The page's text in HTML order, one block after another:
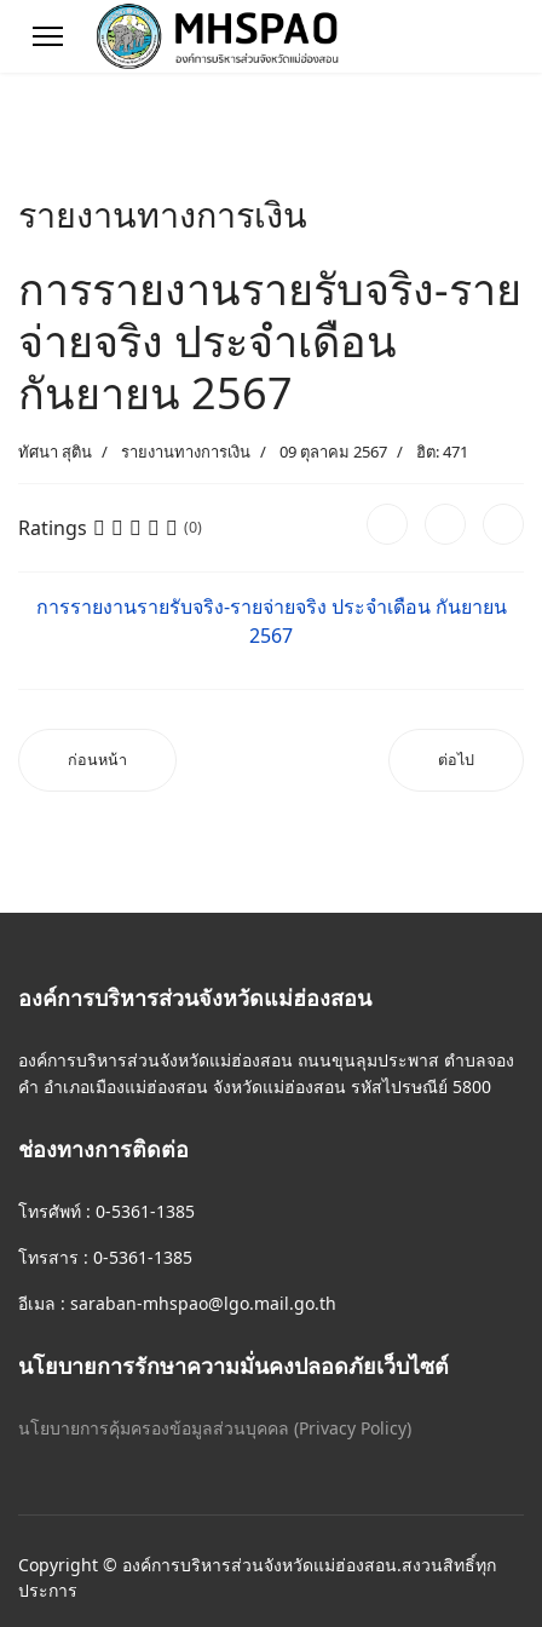
รายงานทางการเงิน
การรายงานรายรับจริง-ราย
จ่ายจริง ประจำเดือน
กันยายน 2567
ทัศนา สุติน รายงานทางการเงิน 09 ตุลาคม 2567 ฮิต: 471
Ratings (0)
การรายงานรายรับจริง-รายจ่ายจริง ประจำเดือน กันยายน
2567
ก่อนหน้า ต่อไป
องค์การบริหารส่วนจังหวัดแม่ฮ่องสอน
องค์การบริหารส่วนจังหวัดแม่ฮ่องสอน ถนนขุนลุมประพาส ตำบลจอง
คำ อำเภอเมืองแม่ฮ่องสอน จังหวัดแม่ฮ่องสอน รหัสไปรษณีย์ 5800
ช่องทางการติดต่อ
โทรศัพท์ : 0-5361-1385
โทรสาร : 0-5361-1385
อีเมล : saraban-mhspao@lgo.mail.go.th
นโยบายการรักษาความมั่นคงปลอดภัยเว็บไซต์
นโยบายการคุ้มครองข้อมูลส่วนบุคคล (Privacy Policy)
Copyright © องค์การบริหารส่วนจังหวัดแม่ฮ่องสอน.สงวนสิทธิ์ทุก
ประการ